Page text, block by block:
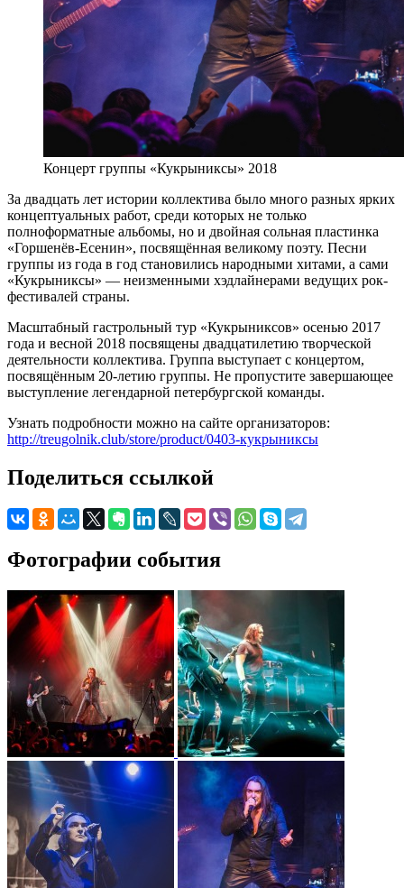
Концерт группы «Кукрыниксы» 2018
За двадцать лет истории коллектива было много разных ярких
концептуальных работ, среди которых не только
полноформатные альбомы, но и двойная сольная пластинка
«Горшенёв-Есенин», посвящённая великому поэту. Песни
группы из года в год становились народными хитами, а сами
«Кукрыниксы» — неизменными хэдлайнерами ведущих рок-
фестивалей страны.
Масштабный гастрольный тур «Кукрыниксов» осенью 2017
года и весной 2018 посвящены двадцатилетию творческой
деятельности коллектива. Группа выступает с концертом,
посвящённым 20-летию группы. Не пропустите завершающее
выступление легендарной петербургской команды.
Узнать подробности можно на сайте организаторов:
http://treugolnik.club/store/product/0403-кукрыниксы
Поделиться ссылкой
Фотографии события